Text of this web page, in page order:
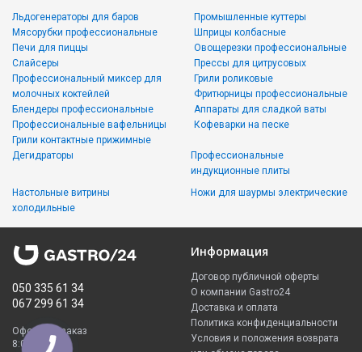
Льдогенераторы для баров
Мясорубки профессиональные
Печи для пиццы
Слайсеры
Промышленные куттеры
Шприцы колбасные
Овощерезки профессиональные
Прессы для цитрусовых
Профессиональный миксер для
молочных коктейлей
Блендеры профессиональные
Профессиональные вафельницы
Грили контактные прижимные
Грили роликовые
Фритюрницы профессиональные
Аппараты для сладкой ваты
Кофеварки на песке
Дегидраторы
Настольные витрины
холодильные
Профессиональные
индукционные плиты
Ножи для шаурмы электрические
050 335 61 34
067 299 61 34
Оформить заказ
8:00 - 23:00
Информация
Договор публичной оферты
О компании Gastro24
Доставка и оплата
Политика конфиденциальности
Условия и положения возврата